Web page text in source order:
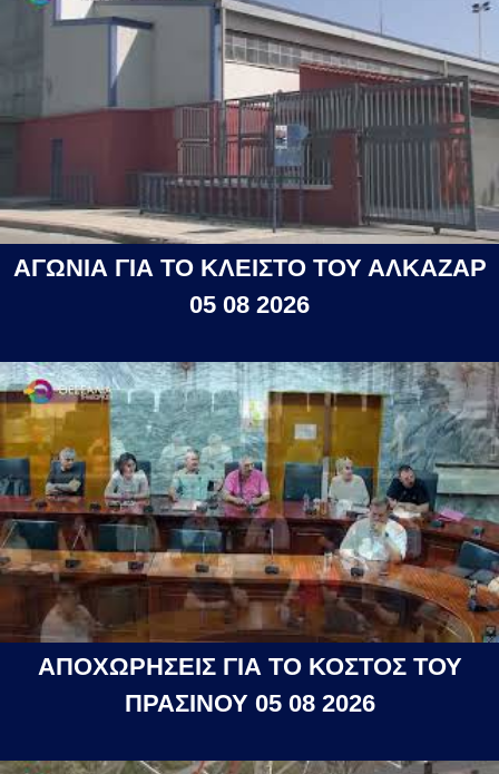
ΑΓΩΝΙΑ ΓΙΑ ΤΟ ΚΛΕΙΣΤΟ ΤΟΥ ΑΛΚΑΖΑΡ
05 08 2026
ΑΠΟΧΩΡΗΣΕΙΣ ΓΙΑ ΤΟ ΚΟΣΤΟΣ ΤΟΥ
ΠΡΑΣΙΝΟΥ 05 08 2026